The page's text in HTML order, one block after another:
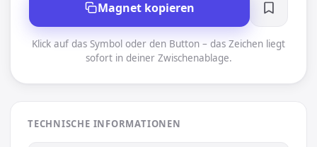
Magnet kopieren
Klick auf das Symbol oder den Button – das Zeichen liegt
sofort in deiner Zwischenablage.
TECHNISCHE INFORMATIONEN